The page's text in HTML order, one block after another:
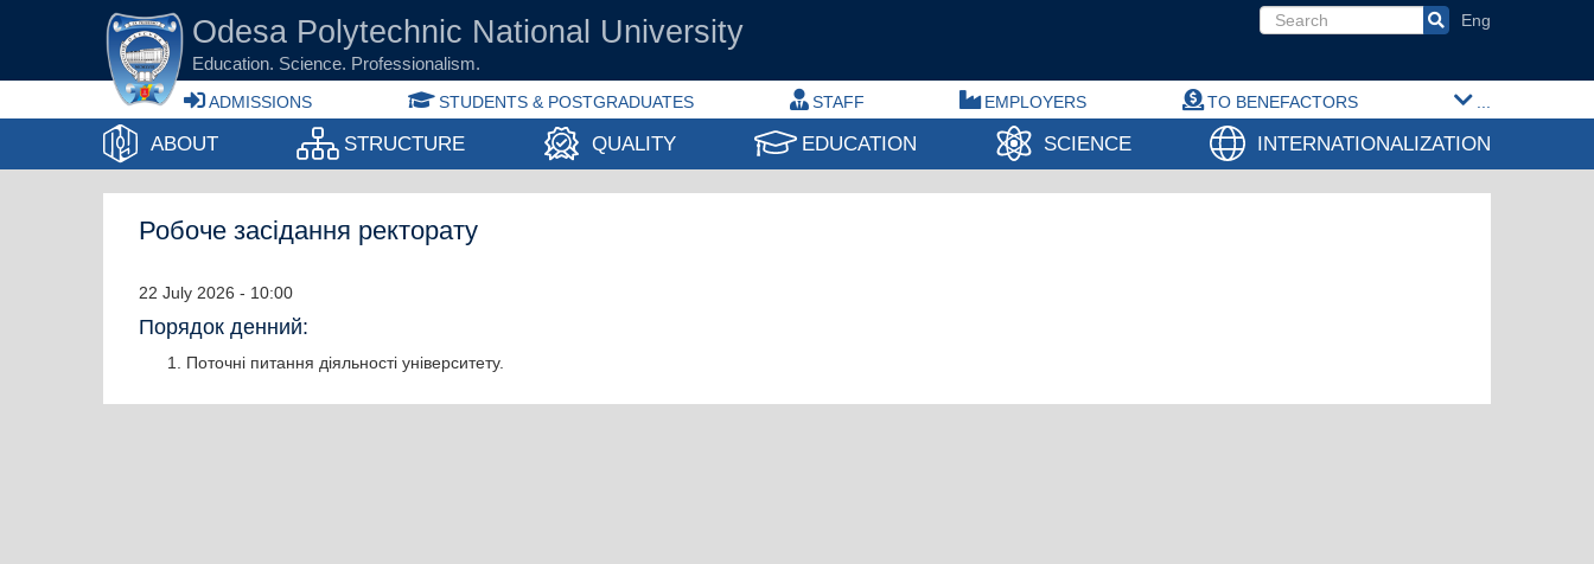
Skip to main content
Odesа Polytechnic National University
Education. Science. Professionalism.
Search form
ADMISSIONS STUDENTS & POSTGRADUATES STAFF EMPLOYERS TO BENEFACTORS
ABOUT STRUCTURE QUALITY EDUCATION SCIENCE INTERNATIONALIZATION
Робоче засідання ректорату
22 July 2026 - 10:00
Порядок денний:
Поточні питання діяльності університету.